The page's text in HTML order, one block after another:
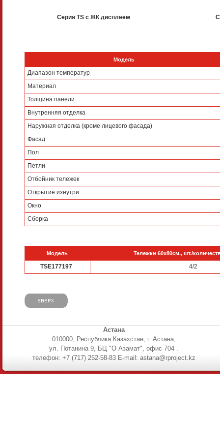
Серия TS с ЖК дисплеем
Модель
Диапазон температур
Материал
Толщина панели
Внутренняя отделка
Наружная отделка (кроме лицевого фасада)
Фасад
Пол
Петли
Отбойник тележек
Открытие изнутри
Окно
Сборка
Модель Тележки 60х80см., шт./
TSE177197 4/2
Астана
010000, Республика Казахстан, г. Астана,
ул. Потанина 9, БЦ "О Азамат", офис 704 .
телефон: +7 (717) 252-58-83 E-mail: astana@rproject.kz